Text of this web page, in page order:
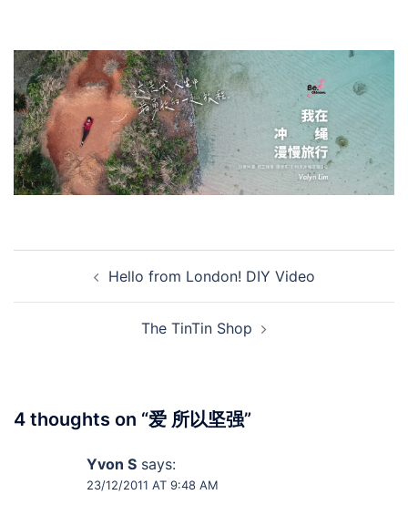
navigationHello from London! DIY Video
The TinTin Shop
4 thoughts on “爱 所以坚强”
Yvon S says:
23/12/2011 AT 9:48 AM